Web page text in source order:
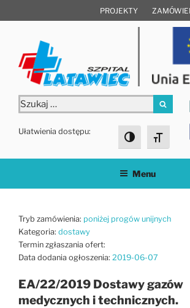
do
PROJEKTY
Szukaj:
Ułatwienia dostępu:
Toggle High
Toggle
Menu
Tryb zamówienia: poniżej progów unijnych
Kategoria: dostawy
Termin zgłaszania ofert:
Data dodania ogłoszenia: 2019-06-07
EA/22/2019 Dostawy gazów
medycznych i technicznych.